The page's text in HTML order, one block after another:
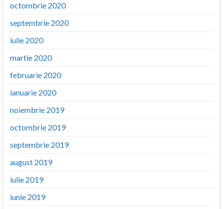
octombrie 2020
septembrie 2020
iulie 2020
martie 2020
februarie 2020
ianuarie 2020
noiembrie 2019
octombrie 2019
septembrie 2019
august 2019
iulie 2019
iunie 2019